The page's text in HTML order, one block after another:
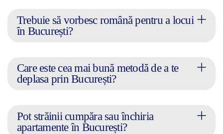
Trebuie să vorbesc română pentru a locui
în București?
Care este cea mai bună metodă de a te
deplasa prin București?
Pot străinii cumpăra sau închiria
apartamente în București?